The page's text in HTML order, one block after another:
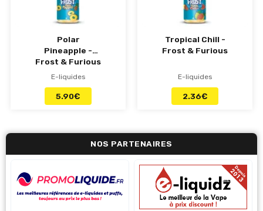
Polar
Pineapple -
Frost & Furious
E-liquides
5.90€
Tropical Chill -
Frost & Furious
E-liquides
2.36€
NOS PARTENAIRES